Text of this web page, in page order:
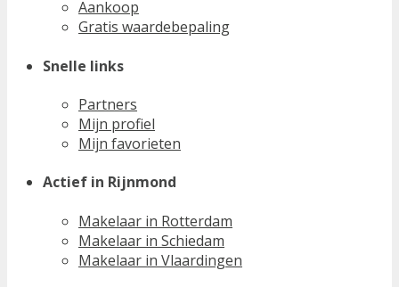
Aankoop
Gratis waardebepaling
Snelle links
Partners
Mijn profiel
Mijn favorieten
Actief in Rijnmond
Makelaar in Rotterdam
Makelaar in Schiedam
Makelaar in Vlaardingen